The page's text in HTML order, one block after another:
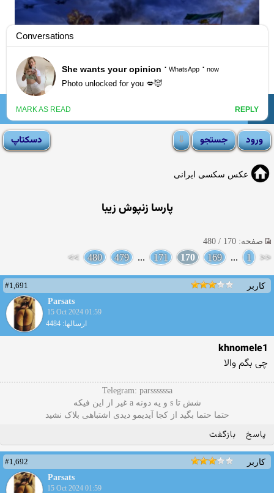
انجمن لوتی ☰
عکس سکسی ایرانی
پارسا زنپوش زیبا
صفحه: 170 / 480
<<
1
...
169
170
171
...
479
480
>>
کاربر
#1,691
Parsats
15 Oct 2024 01:59
ارسالها: 4484
khnomele1
چی بگم والا
Telegram: parssssssa
شش تا s و یه دونه a غیر از این فیکه
حتما حتما بگید از کجا آیدیمو دیدی اشتباهی بلاک نشید
پاسخ بازگفت
کاربر
#1,692
Parsats
15 Oct 2024 01:59